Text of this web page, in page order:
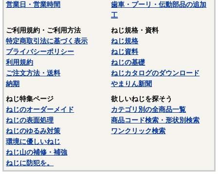
営業日・営業時間
歯車・プーリ・伝動部品の追加
工
ご利用規約・ご利用方法
特定商取引法に基づく表示
プライバシーポリシー
利用規約
ご注文方法・送料
納期
ねじ規格・資料
ねじ規格
ねじ資料
ねじの基礎
ねじカタログのダウンロード
やまりん新聞
ねじ特集ページ
ねじのオーダーメイド
ねじの表面処理
ねじのゆるみ対策
環境に優しいねじ
ねじ山の補修・補強
ねじに防犯を。
欲しいねじを探そう
カテゴリ別の全商品一覧
商品コード検索・形状別検索
ワンクリック検索